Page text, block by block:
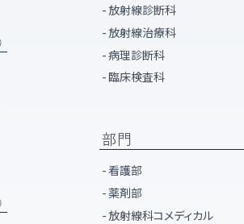
放射線診断科
放射線治療科
病理診断科
臨床検査科
部門
看護部
薬剤部
放射線科コメディカル